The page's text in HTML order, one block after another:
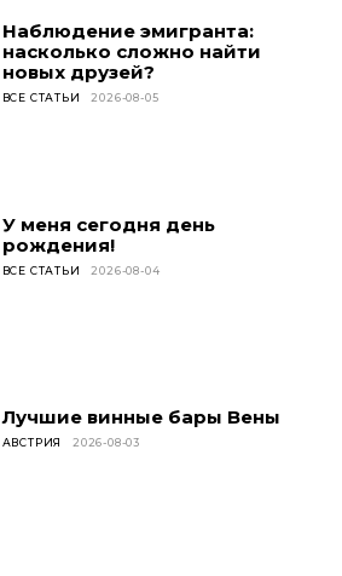
Наблюдение эмигранта:
насколько сложно найти
новых друзей?
ВСЕ СТАТЬИ 2026-08-05
У меня сегодня день
рождения!
ВСЕ СТАТЬИ 2026-08-04
Лучшие винные бары Вены
АВСТРИЯ 2026-08-03